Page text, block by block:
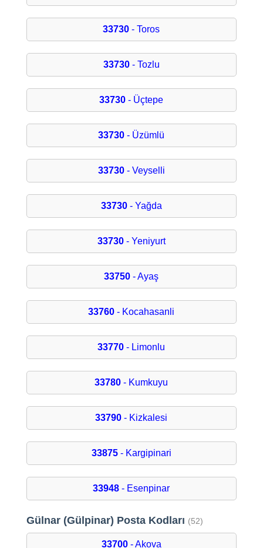
33730 - Toros
33730- Tozlu
33730 - Üçtepe
33730 - Üzümlü
33730- Veyselli
33730- Yağda
33730- Yeniyurt
33750 - Ayaş
33760 - Kocahasanli
33770 - Limonlu
33780 - Kumkuyu
33790 - Kizkalesi
33875- Kargipinari
33948 - Esenpinar
Gülnar (Gülpinar) Posta Kodları (52)
33700- Akova